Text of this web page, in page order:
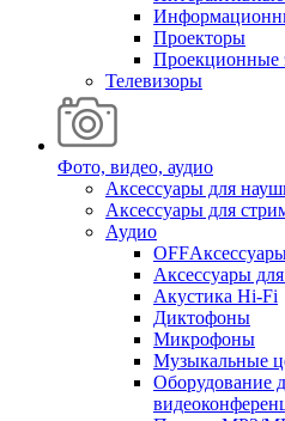
Проекторы
Проекционные
Телевизоры
Фото, видео, аудио
Аксессуары для
Аксессуары для
Аудио
Аксессуары
Акустика Hi-Fi
Диктофоны
Микрофоны
Музыкальные
Оборудование